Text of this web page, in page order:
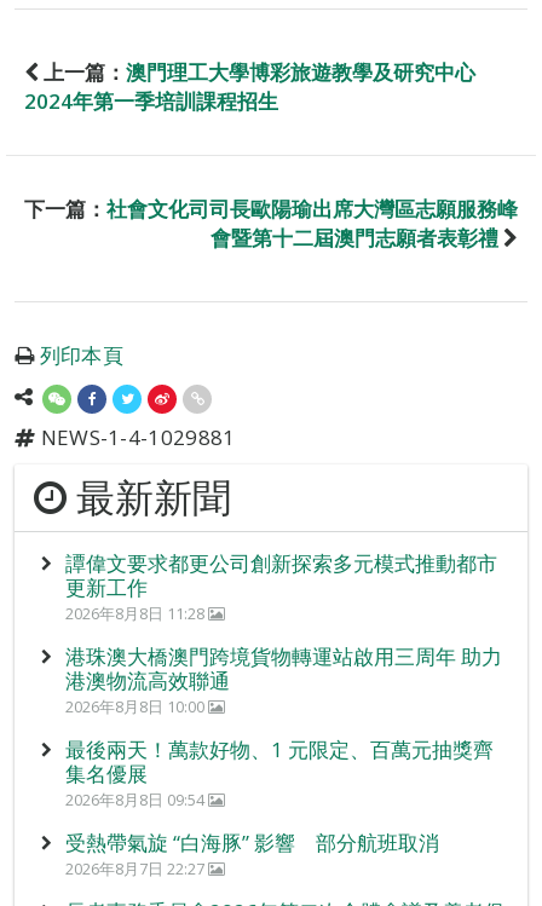
上一篇： 澳門理工大學博彩旅遊教學及研究中心
2024年第一季培訓課程招生
下一篇： 社會文化司司長歐陽瑜出席大灣區志願服務峰
會暨第十二屆澳門志願者表彰禮
列印本頁
NEWS-1-4-1029881
最新新聞
譚偉文要求都更公司創新探索多元模式推動都市
更新工作
2026年8月8日 11:28
港珠澳大橋澳門跨境貨物轉運站啟用三周年 助力
港澳物流高效聯通
2026年8月8日 10:00
最後兩天！萬款好物、1 元限定、百萬元抽獎齊
集名優展
2026年8月8日 09:54
受熱帶氣旋 “白海豚” 影響 部分航班取消
2026年8月7日 22:27